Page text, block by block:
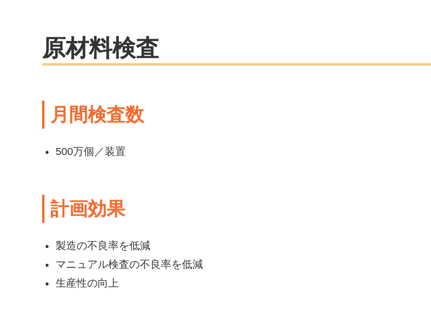
原材料検査
月間検査数
500万個／装置
計画効果
製造の不良率を低減
マニュアル検査の不良率を低減
生産性の向上